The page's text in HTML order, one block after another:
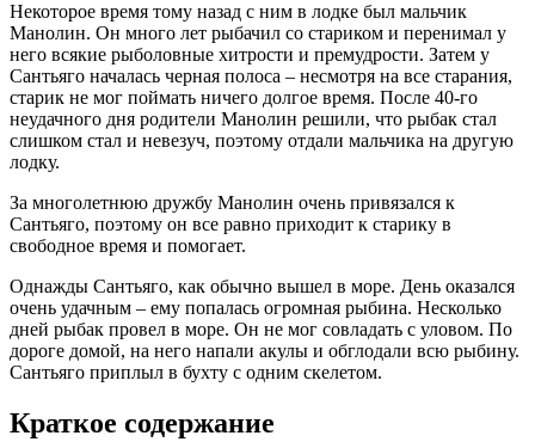
Некоторое время тому назад с ним в лодке был мальчик
Манолин. Он много лет рыбачил со стариком и перенимал у
него всякие рыболовные хитрости и премудрости. Затем у
Сантьяго началась черная полоса – несмотря на все старания,
старик не мог поймать ничего долгое время. После 40-го
неудачного дня родители Манолин решили, что рыбак стал
слишком стал и невезуч, поэтому отдали мальчика на другую
лодку.
За многолетнюю дружбу Манолин очень привязался к
Сантьяго, поэтому он все равно приходит к старику в
свободное время и помогает.
Однажды Сантьяго, как обычно вышел в море. День оказался
очень удачным – ему попалась огромная рыбина. Несколько
дней рыбак провел в море. Он не мог совладать с уловом. По
дороге домой, на него напали акулы и обглодали всю рыбину.
Сантьяго приплыл в бухту с одним скелетом.
Краткое содержание